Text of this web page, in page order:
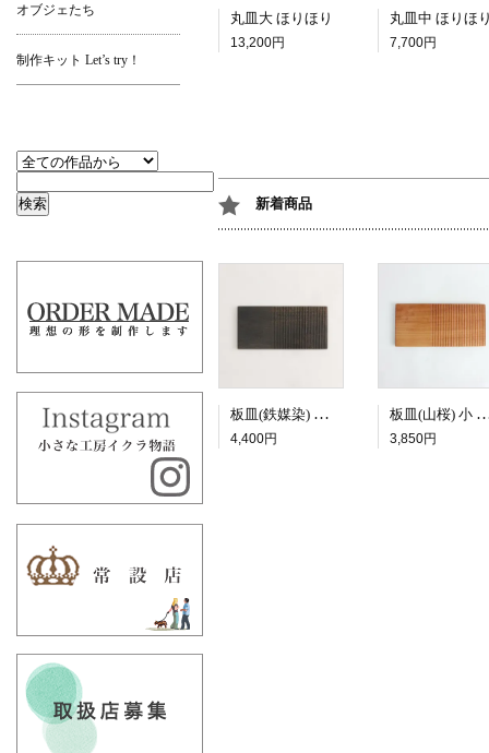
丸皿大 ほりほり
13,200円
丸皿中 ほりほ
7,700円
新着商品
板皿(鉄媒染) 小 二面
4,400円
板皿(山桜)
3,850円
オブジェたち
制作キット Let’s try！